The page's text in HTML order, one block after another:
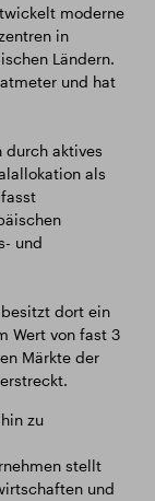
moderne
in
Ländern.
und hat
durch aktives
als
und
besitzt dort ein
Wert von fast 3
Märkte der
zu
stellt
und